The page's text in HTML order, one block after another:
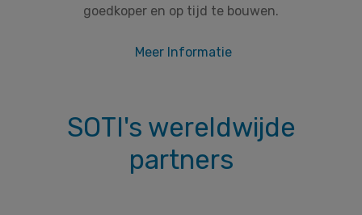
goedkoper en op tijd te bouwen.
Meer Informatie
SOTI's wereldwijde
partners